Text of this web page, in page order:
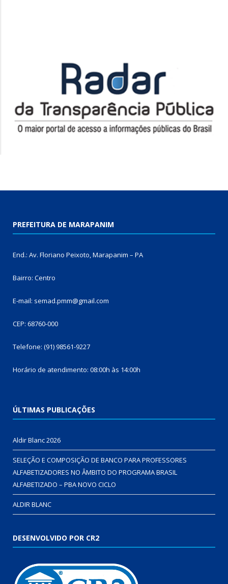
PREFEITURA DE MARAPANIM
End.: Av. Floriano Peixoto, Marapanim – PA
Bairro: Centro
E-mail: semad.pmm@gmail.com
CEP: 68760-000
Telefone: (91) 98561-9227
Horário de atendimento: 08:00h às 14:00h
ÚLTIMAS PUBLICAÇÕES
Aldir Blanc 2026
SELEÇÃO E COMPOSIÇÃO DE BANCO PARA PROFESSORES
ALFABETIZADORES NO ÂMBITO DO PROGRAMA BRASIL
ALFABETIZADO – PBA NOVO CICLO
ALDIR BLANC
DESENVOLVIDO POR CR2